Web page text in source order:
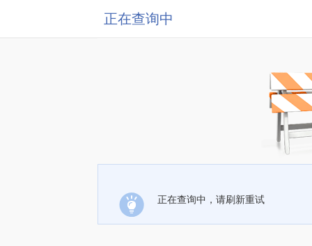
正在查询中
正在查询中，请刷新重试